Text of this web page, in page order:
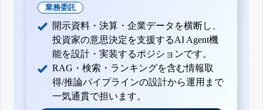
業務委託
開示資料・決算・企業データを横断し、
投資家の意思決定を支援するAI Agent機
能を設計・実装するポジションです。
RAG・検索・ランキングを含む情報取
得/推論パイプラインの設計から運用まで
一気通貫で担います。